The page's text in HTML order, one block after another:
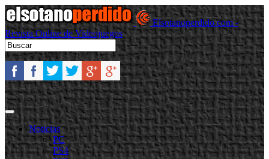
Elsotanoperdido.com -
Revista Online de Videojuegos
Noticias
PC
PS4